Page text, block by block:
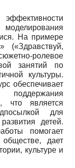
моделирования
На примере
(«Здравствуй,
ролевое
занятий по
культуры.
обеспечивает
поддержания
что является
для
детей.
помогает
дает
культуре и